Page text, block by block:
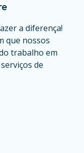
a diferença!
que nossos
trabalho em
de